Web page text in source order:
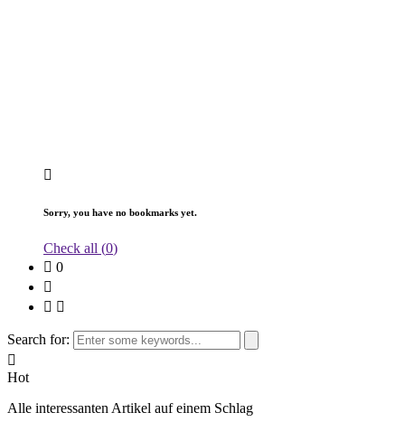
Sorry, you have no bookmarks yet.
Check all (0)
0
Search for:
Hot
Alle interessanten Artikel auf einem Schlag